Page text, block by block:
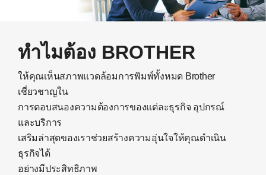
ทำไมต้อง BROTHER
ให้คุณเห็นสภาพแวดล้อมการพิมพ์ทั้งหมด Brother
เชี่ยวชาญใน
การตอบสนองความต้องการของแต่ละธุรกิจ อุปกรณ์
และบริการ
เสริมล่าสุดของเราช่วยสร้างความอุ่นใจให้คุณดำเนิน
ธุรกิจได้
อย่างมีประสิทธิภาพ